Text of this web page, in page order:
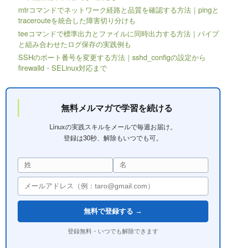
mtrコマンドでネットワーク経路と品質を確認する方法｜pingと
tracerouteを統合した障害切り分けも
teeコマンドで標準出力とファイルに同時出力する方法｜パイプ
と組み合わせたログ保存の実践例も
SSHのポート番号を変更する方法｜sshd_configの設定から
firewalld・SELinux対応まで
無料メルマガで学習を続ける
Linuxの実践スキルをメールで毎週お届け。
登録は30秒、解除もいつでも可。
無料で登録する →
登録無料・いつでも解除できます